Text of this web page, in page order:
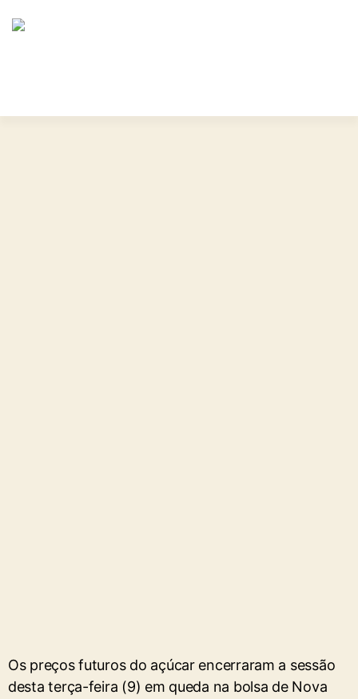
Os preços futuros do açúcar encerraram a sessão
desta terça-feira (9) em queda na bolsa de Nova